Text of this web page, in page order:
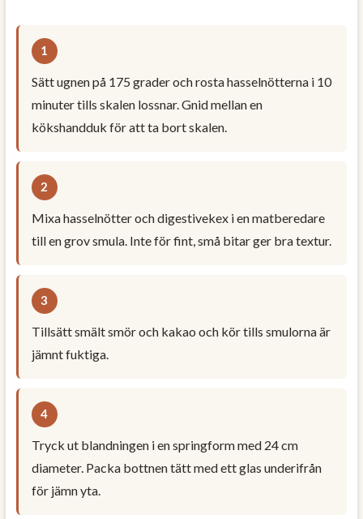
Sätt ugnen på 175 grader och rosta hasselnötterna i 10
minuter tills skalen lossnar. Gnid mellan en
kökshandduk för att ta bort skalen.
Mixa hasselnötter och digestivekex i en matberedare
till en grov smula. Inte för fint, små bitar ger bra textur.
Tillsätt smält smör och kakao och kör tills smulorna är
jämnt fuktiga.
Tryck ut blandningen i en springform med 24 cm
diameter. Packa bottnen tätt med ett glas underifrån
för jämn yta.